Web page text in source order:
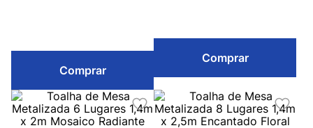
Comprar
Comprar